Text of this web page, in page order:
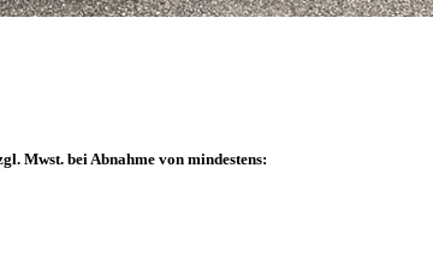
Mwst. bei Abnahme von mindestens: